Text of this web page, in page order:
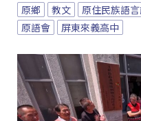
原鄉 教文 原住民族語
原語會
屏東來義高中